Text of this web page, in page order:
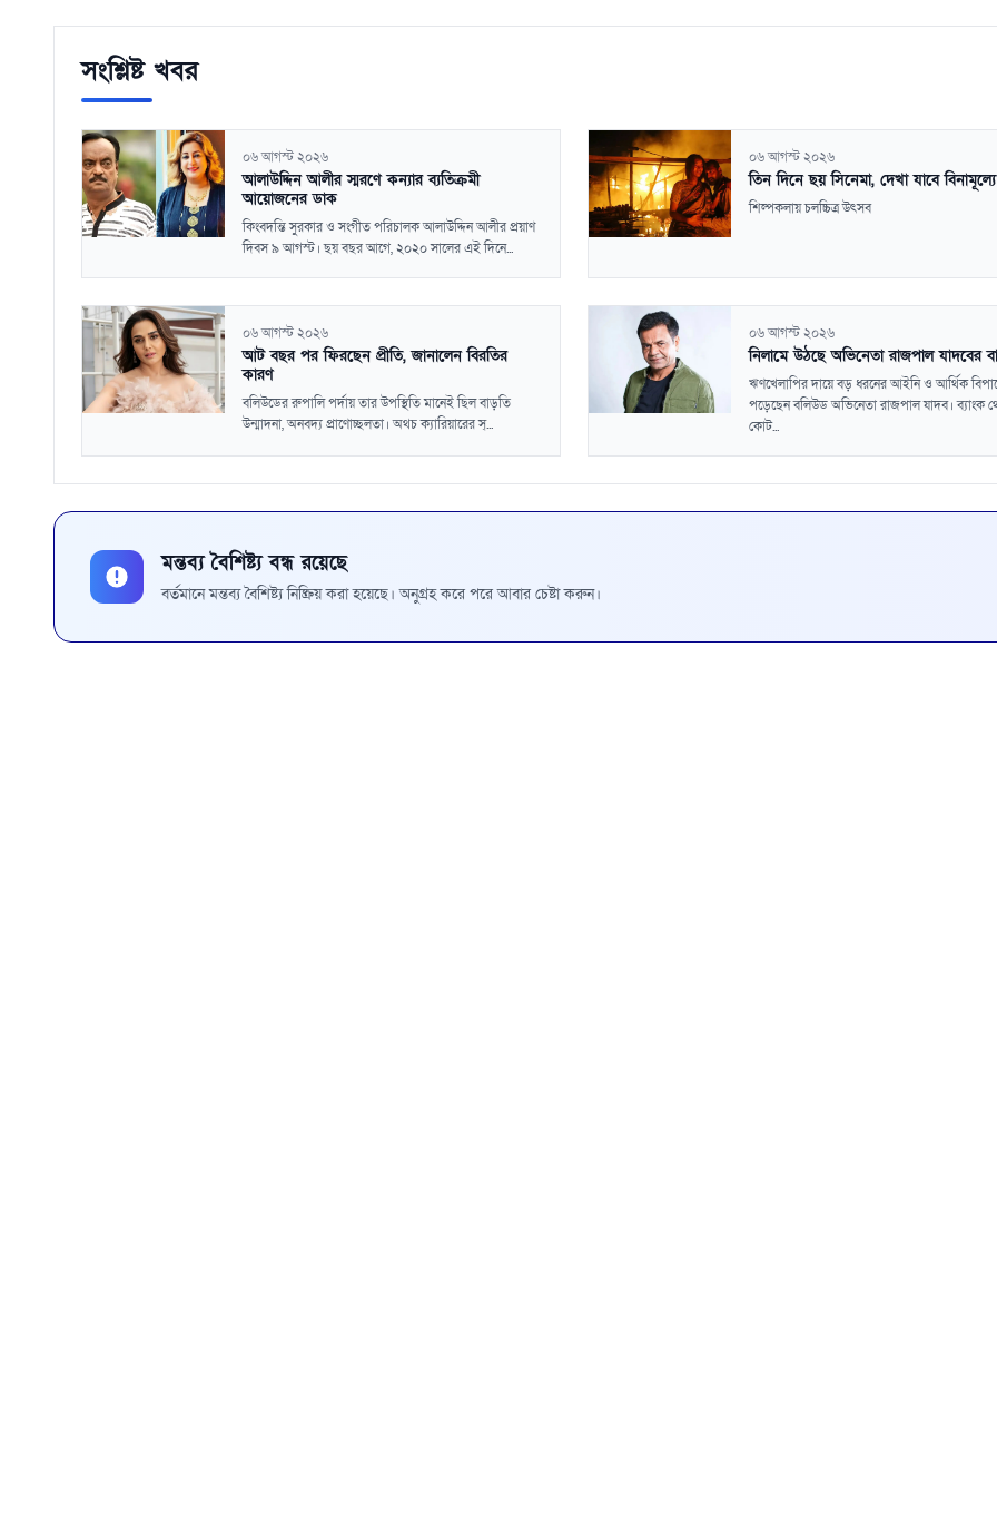
সংশ্লিষ্ট খবর
০৬ আগস্ট ২০২৬
আলাউদ্দিন আলীর স্মরণে কন্যার ব্যতিক্রমী
আয়োজনের ডাক
কিংবদন্তি সুরকার ও সংগীত পরিচালক আলাউদ্দিন আলীর প্রয়াণ
দিবস ৯ আগস্ট। ছয় বছর আগে, ২০২০ সালের এই দিনে...
০৬ আগস্ট ২০২৬
তিন দিনে ছয় সিনেমা, দেখা যাবে বিনামূল্যে
শিল্পকলায় চলচ্চিত্র উৎসব
০৬ আগস্ট ২০২৬
আট বছর পর ফিরছেন প্রীতি, জানালেন বিরতির
কারণ
বলিউডের রুপালি পর্দায় তার উপস্থিতি মানেই ছিল বাড়তি
উন্মাদনা, অনবদ্য প্রাণোচ্ছলতা। অথচ ক্যারিয়ারের স্...
০৬ আগস্ট ২০২৬
নিলামে উঠছে অভিনেতা রাজপাল যাদবের
ঋণখেলাপির দায়ে বড় ধরনের আইনি ও আর্থিক
পড়েছেন বলিউড অভিনেতা রাজপাল যাদব। ব্যাংক
কোট...
মন্তব্য বৈশিষ্ট্য বন্ধ রয়েছে
বর্তমানে মন্তব্য বৈশিষ্ট্য নিষ্ক্রিয় করা হয়েছে। অনুগ্রহ করে পরে আবার চেষ্টা করুন।